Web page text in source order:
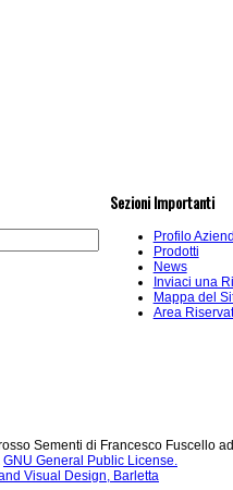
Sezioni Importanti
Profilo
Prodotti
News
Inviaci una
Mappa del
Area
Sementi di Francesco Fuscello
GNU General Public License.
Visual Design, Barletta